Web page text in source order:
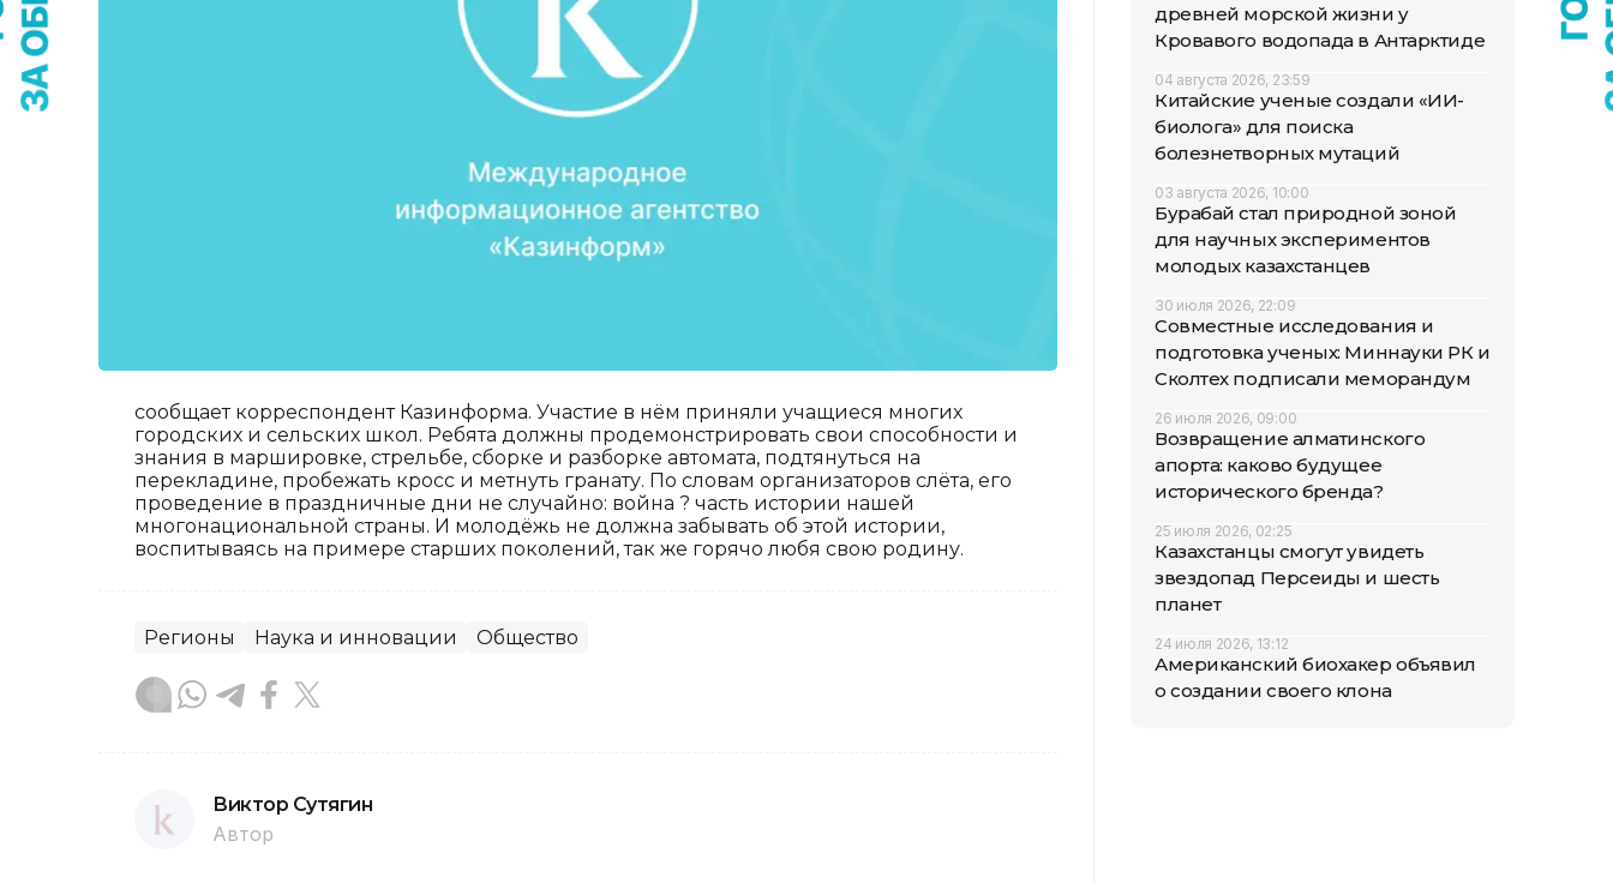
сообщает корреспондент Казинформа. Участие в нём приняли учащиеся многих
городских и сельских школ. Ребята должны продемонстрировать свои способности и
знания в маршировке, стрельбе, сборке и разборке автомата, подтянуться на
перекладине, пробежать кросс и метнуть гранату. По словам организаторов слёта, его
проведение в праздничные дни не случайно: война ? часть истории нашей
многонациональной страны. И молодёжь не должна забывать об этой истории,
воспитываясь на примере старших поколений, так же горячо любя свою родину.
Регионы Наука и инновации Общество
Виктор Сутягин
Автор
древней морской жизни у
Кровавого водопада в Антарктиде
04 августа 2026, 23:59
Китайские ученые создали «ИИ-
биолога» для поиска
болезнетворных мутаций
03 августа 2026, 10:00
Бурабай стал природной зоной
для научных экспериментов
молодых казахстанцев
30 июля 2026, 22:09
Совместные исследования и
подготовка ученых: Миннауки РК и
Сколтех подписали меморандум
26 июля 2026, 09:00
Возвращение алматинского
апорта: каково будущее
исторического бренда?
25 июля 2026, 02:25
Казахстанцы смогут увидеть
звездопад Персеиды и шесть
планет
24 июля 2026, 13:12
Американский биохакер объявил
о создании своего клона